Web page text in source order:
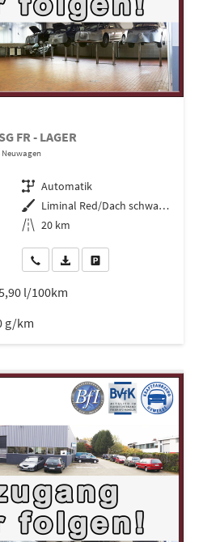
FR - LAGER
Neuwagen
Getriebe Automatik
Außenfarbe
Liminal Red/Dach schwarz Metallic (S60E)
Kilometerstand 20 km
Wir rufen Sie anPDF-Datei, Fahrzeugexposé
l/100km
g/km